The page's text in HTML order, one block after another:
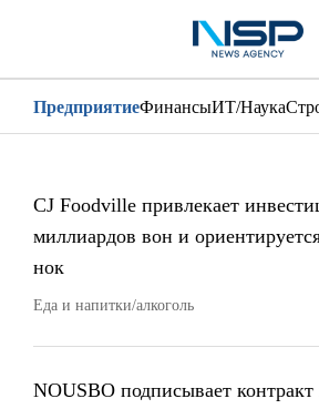
ПредприятиеФинансыИТ/Наука
CJ Foodville привлекает
миллиардов вон и
нок
Еда и напитки/алкоголь
NOUSBO подписывает